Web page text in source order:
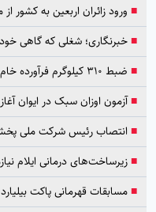
ورود زائران اربعین به کشور از مرز
خبرنگاری؛ شغلی که گاهی خودت
ضبط ۳۱۰ کیلوگرم فرآورده خام دامی غیربهداشتی در ایلام
آزمون اوزان سبک در ایوان آغاز شد
انتصاب رئیس شرکت ملی پخش
زیرساخت‌های درمانی ایلام
مسابقات قهرمانی پاکت بیلیارد